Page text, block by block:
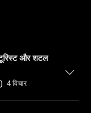
टूरिस्ट और शटल
4 विचार